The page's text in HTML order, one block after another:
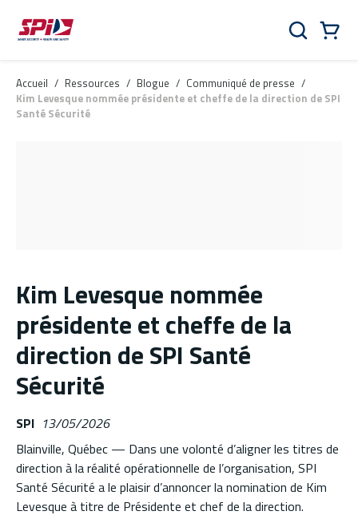
Aller au contenu principal
Skip to menu
Skip to footer
Rechercher
Accueil / Ressources / Blogue / Communiqué de presse /
Kim Levesque nommée présidente et cheffe de la direction de SPI
Santé Sécurité
Kim Levesque nommée
présidente et cheffe de la
direction de SPI Santé
Sécurité
SPI 13/05/2026
Blainville, Québec — Dans une volonté d’aligner les titres de
direction à la réalité opérationnelle de l’organisation, SPI
Santé Sécurité a le plaisir d’annoncer la nomination de Kim
Levesque à titre de Présidente et chef de la direction.